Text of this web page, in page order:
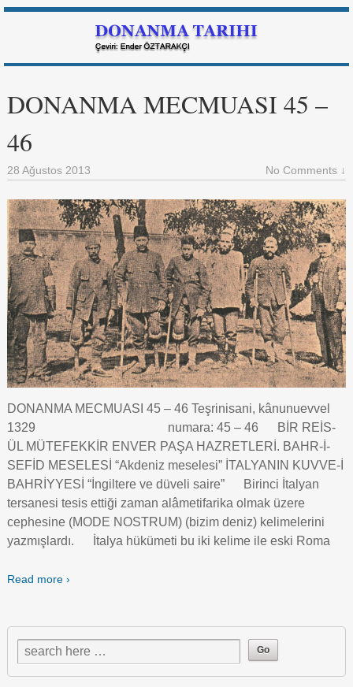
DONANMA MECMUASI 45 –
46
28 Ağustos 2013 No Comments ↓
DONANMA MECMUASI 45 – 46 Teşrinisani, kânunuevvel
1329 numara: 45 – 46 BİR REİS-
ÜL MÜTEFEKKİR ENVER PAŞA HAZRETLERİ. BAHR-İ-
SEFİD MESELESİ “Akdeniz meselesi” İTALYANIN KUVVE-İ
BAHRİYYESİ “İngiltere ve düveli saire” Birinci İtalyan
tersanesi tesis ettiği zaman alâmetifarika olmak üzere
cephesine (MODE NOSTRUM) (bizim deniz) kelimelerini
yazmışlardı. İtalya hükümeti bu iki kelime ile eski Roma
Read more ›